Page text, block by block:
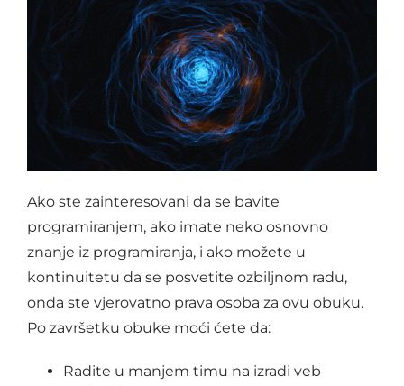
Ako ste zainteresovani da se bavite
programiranjem, ako imate neko osnovno
znanje iz programiranja, i ako možete u
kontinuitetu da se posvetite ozbiljnom radu,
onda ste vjerovatno prava osoba za ovu obuku.
Po završetku obuke moći ćete da:
Radite u manjem timu na izradi veb